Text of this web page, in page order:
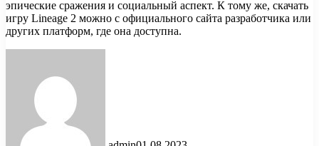
эпические сражения и социальный аспект. К тому же, скачать
игру Lineage 2 можно с официального сайта разработчика или
других платформ, где она доступна.